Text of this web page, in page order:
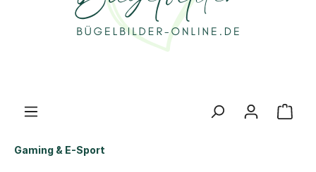
Gaming & E-Sport